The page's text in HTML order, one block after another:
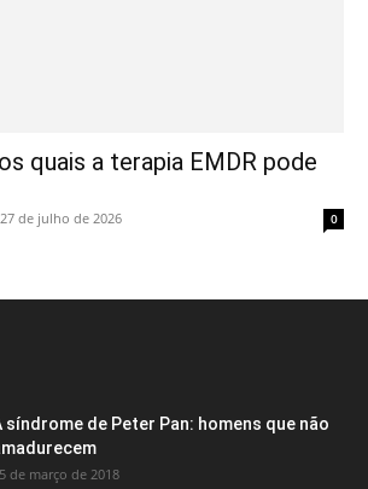
quais a terapia EMDR pode
27 de julho de 2026 0
síndrome de Peter Pan: homens que não
de março de 2018